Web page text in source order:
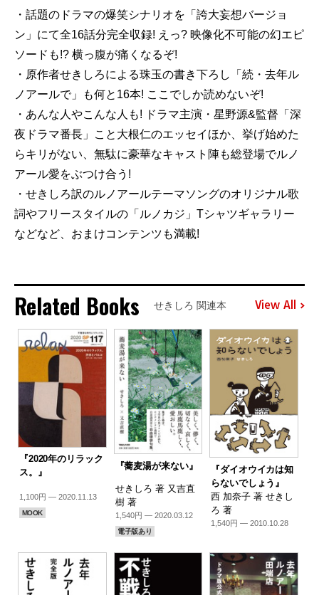
・話題のドラマの爆笑シナリオを「誇大妄想バージョ
ン」にて全16話分完全収録! えっ? 映像化不可能の幻エピ
ソードも!? 横っ腹が痛くなるぞ!
・原作者せきしろによる珠玉の書き下ろし「続・去年ル
ノアールで」も何と16本! ここでしか読めないぞ!
・あんな人やこんな人も! ドラマ主演・星野源&監督「深
夜ドラマ番長」こと大根仁のエッセイほか、挙げ始めた
らキリがない、無駄に豪華なキャスト陣も総登場でルノ
アール愛をぶつけ合う!
・せきしろ訳のルノアールテーマソングのオリジナル歌
詞やフリースタイルの「ルノカジ」Tシャツギャラリー
などなど、おまけコンテンツも満載!
Related Books せきしろ 関連本 View All
『2020年のリラック
ス。』
1,100円 — 2020.11.13
MOOK
『蕎麦湯が来ない』
せきしろ 著 又吉直
樹 著
1,540円 — 2020.03.12
電子版あり
『ダイオウイカは知
らないでしょう』
西 加奈子 著 せきし
ろ 著
1,540円 — 2010.10.28